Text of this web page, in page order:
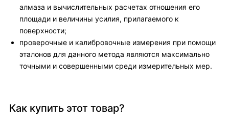
алмаза и вычислительных расчетах отношения его
площади и величины усилия, прилагаемого к
поверхности;
проверочные и калибровочные измерения при помощи
эталонов для данного метода являются максимально
точными и совершенными среди измерительных мер.
Как купить этот товар?